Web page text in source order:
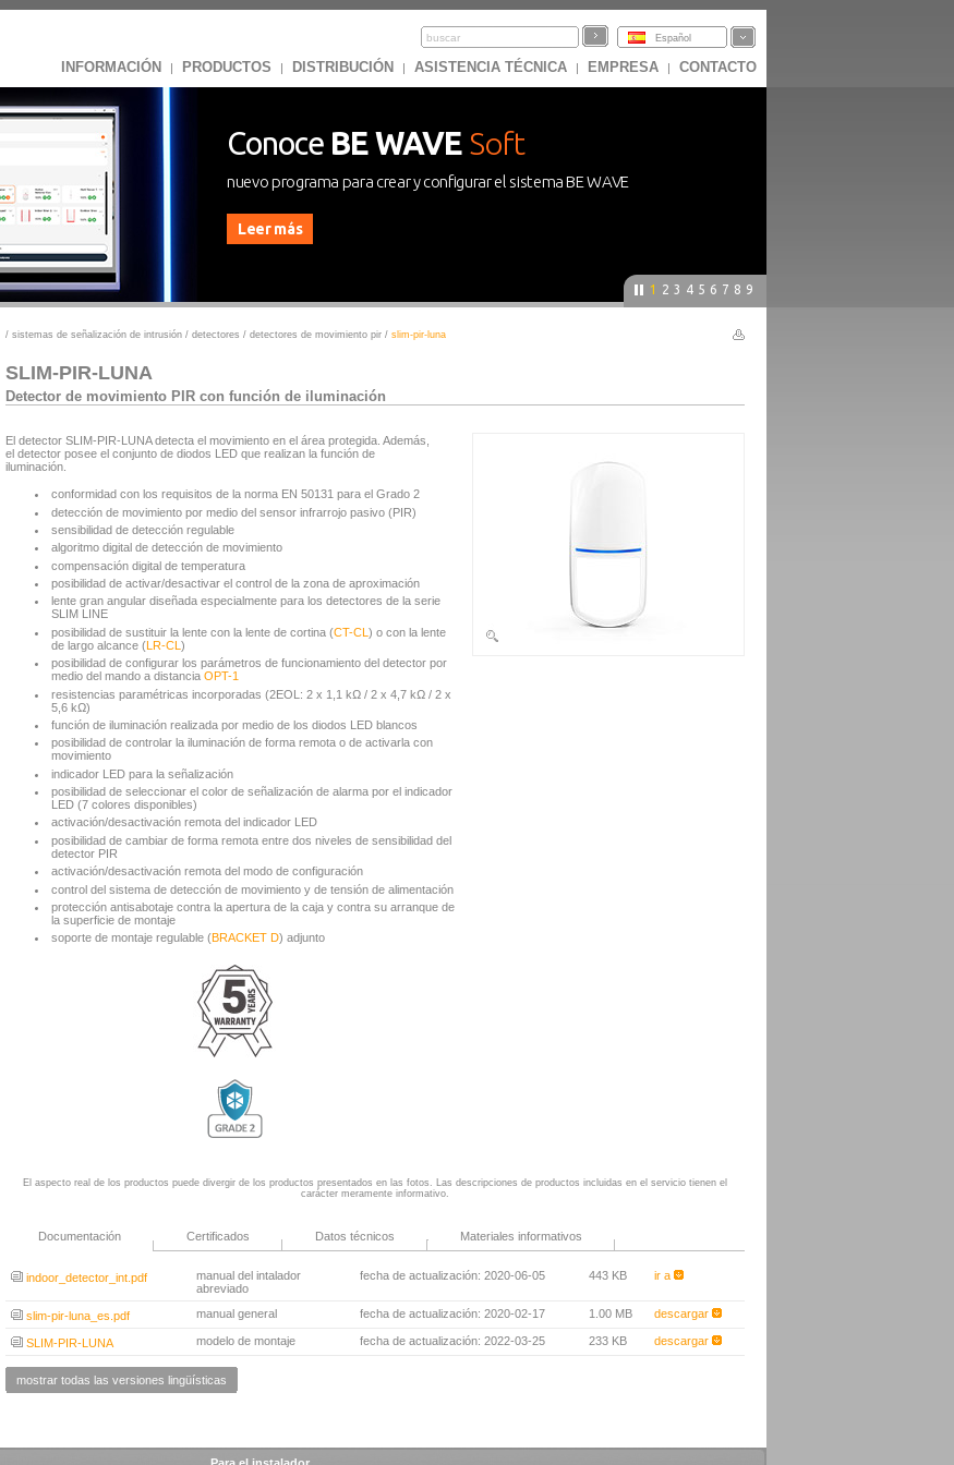
Español
INFORMACIÓN | PRODUCTOS | DISTRIBUCIÓN | ASISTENCIA TÉCNICA | EMPRESA | CONTACTO
Conoce BE WAVE Soft
nuevo programa para crear y configurar el sistema BE WAVE
Leer más
1 2 3 4 5 6 7 8 9
/ sistemas de señalización de intrusión / detectores / detectores de movimiento pir / slim-pir-luna
SLIM-PIR-LUNA
Detector de movimiento PIR con función de iluminación
El detector SLIM-PIR-LUNA detecta el movimiento en el área protegida. Además,
el detector posee el conjunto de diodos LED que realizan la función de
iluminación.
conformidad con los requisitos de la norma EN 50131 para el Grado 2
detección de movimiento por medio del sensor infrarrojo pasivo (PIR)
sensibilidad de detección regulable
algoritmo digital de detección de movimiento
compensación digital de temperatura
posibilidad de activar/desactivar el control de la zona de aproximación
lente gran angular diseñada especialmente para los detectores de la serie
SLIM LINE
posibilidad de sustituir la lente con la lente de cortina (CT-CL) o con la lente
de largo alcance (LR-CL)
posibilidad de configurar los parámetros de funcionamiento del detector por
medio del mando a distanciaOPT-1
resistencias paramétricas incorporadas (2EOL: 2 x 1,1 kΩ / 2 x 4,7 kΩ / 2 x
5,6 kΩ)
función de iluminación realizada por medio de los diodos LED blancos
posibilidad de controlar la iluminación de forma remota o de activarla con
movimiento
indicador LED para la señalización
posibilidad de seleccionar el color de señalización de alarma por el indicador
LED (7 colores disponibles)
activación/desactivación remota del indicador LED
posibilidad de cambiar de forma remota entre dos niveles de sensibilidad del
detector PIR
activación/desactivación remota del modo de configuración
control del sistema de detección de movimiento y de tensión de alimentación
protección antisabotaje contra la apertura de la caja y contra su arranque de
la superficie de montaje
soporte de montaje regulable (BRACKET D) adjunto
El aspecto real de los productos puede divergir de los productos presentados en las fotos. Las descripciones de productos incluidas en el servicio tienen el
carácter meramente informativo.
Documentación Certificados Datos técnicos Materiales informativos
indoor_detector_int.pdf
manual del intalador
abreviado
fecha de actualización: 2020-06-05 443 KB ir a
slim-pir-luna_es.pdf manual general fecha de actualización: 2020-02-17 1.00 MB descargar
SLIM-PIR-LUNA modelo de montaje fecha de actualización: 2022-03-25 233 KB descargar
mostrar todas las versiones lingüísticas
Para el instalador